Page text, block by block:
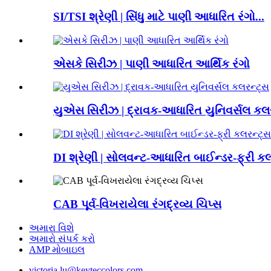
SI/TSI શ્રેણી | સિંધુ માટે પાણી આધારિત રંગો...
એસકે સિરીઝ | પાણી આધારિત આર્થિક રંગો
યુએસ સિરીઝ | દ્રાવક-આધારિત યુનિવર્સલ
DI શ્રેણી | સોલવન્ટ-આધારિત બાઈન્ડર-ફ્રી
CAB પૂર્વ-વિખરાયેલા રંગદ્રવ્ય ચિપ્સ
અમારા વિશે
અમારો સંપર્ક કરો
AMP મોબાઇલ